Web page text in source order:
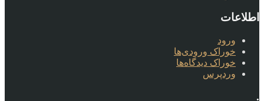
اطلاعات
ورود
خوراک ورودی‌ها
خوراک دیدگاه‌ها
وردپرس
.